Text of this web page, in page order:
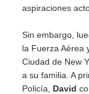
aspiraciones
Sin embargo,
la Fuerza Aérea
Ciudad de New
a su familia. A
Policía, David